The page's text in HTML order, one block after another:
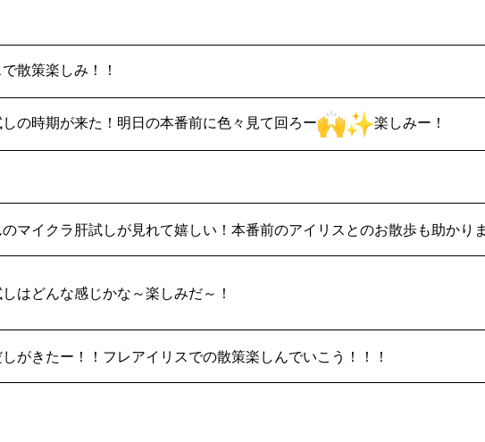
散策楽しみ！！
の時期が来た！明日の本番前に色々見て回ろー 楽しみー！
マイクラ肝試しが見れて嬉しい！本番前のアイリスとのお散歩も助かり
はどんな感じかな～楽しみだ～！
がきたー！！フレアイリスでの散策楽しんでいこう！！！